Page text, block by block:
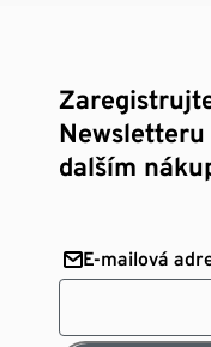
Newsletteru
dalším
E-mailová